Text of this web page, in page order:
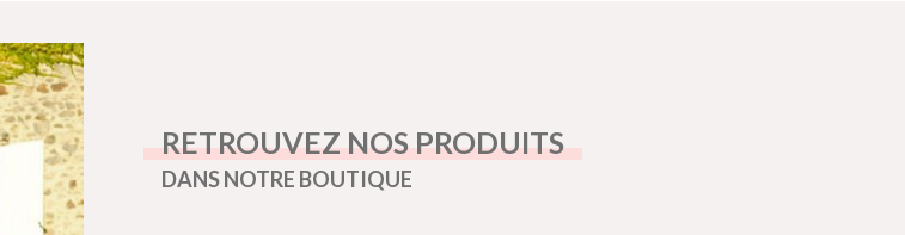
RETROUVEZ NOS PRODUITS
DANS NOTRE BOUTIQUE